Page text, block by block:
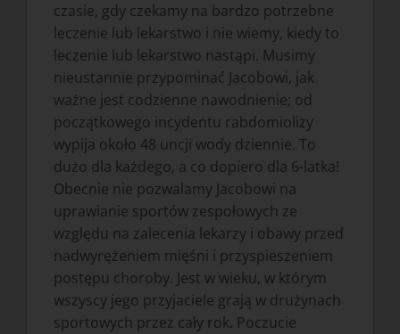
czasie, gdy czekamy na bardzo potrzebne
leczenie lub lekarstwo i nie wiemy, kiedy to
leczenie lub lekarstwo nastąpi. Musimy
nieustannie przypominać Jacobowi, jak
ważne jest codzienne nawodnienie; od
początkowego incydentu rabdomiolizy
wypija około 48 uncji wody dziennie. To
dużo dla każdego, a co dopiero dla 6-latka!
Obecnie nie pozwalamy Jacobowi na
uprawianie sportów zespołowych ze
względu na zalecenia lekarzy i obawy przed
nadwyrężeniem mięśni i przyspieszeniem
postępu choroby. Jest w wieku, w którym
wszyscy jego przyjaciele grają w drużynach
sportowych przez cały rok. Poczucie